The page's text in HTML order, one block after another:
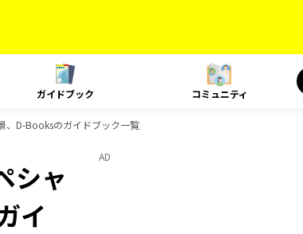
ガイドブック コミュニティ
、D-Booksのガイドブック一覧
シャ
イ
AD